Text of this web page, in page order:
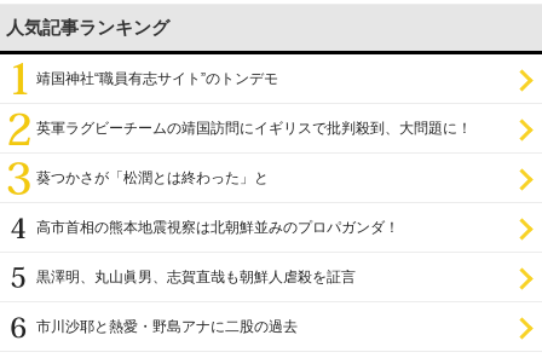
人気記事ランキング
靖国神社“職員有志サイト”のトンデモ
英軍ラグビーチームの靖国訪問にイギリスで批判殺到、大問題に！
葵つかさが「松潤とは終わった」と
高市首相の熊本地震視察は北朝鮮並みのプロパガンダ！
黒澤明、丸山眞男、志賀直哉も朝鮮人虐殺を証言
市川沙耶と熱愛・野島アナに二股の過去